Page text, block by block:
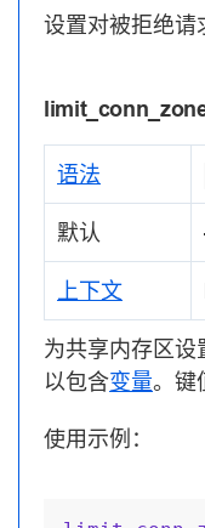
设置对被拒绝请
语法
默认
上下文
为共享内存区
以包含变量。键
使用示例：